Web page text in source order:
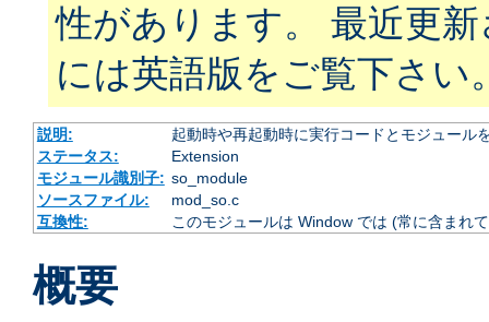
性があります。 最近更
には英語版をご覧下さい
説明:
起動時や再起動時に実行コードとモジュール
ステータス:
Extension
モジュール識別子: so_module
ソースファイル:
mod_so.c
互換性:
このモジュールは Window では (常に含まれ
概要